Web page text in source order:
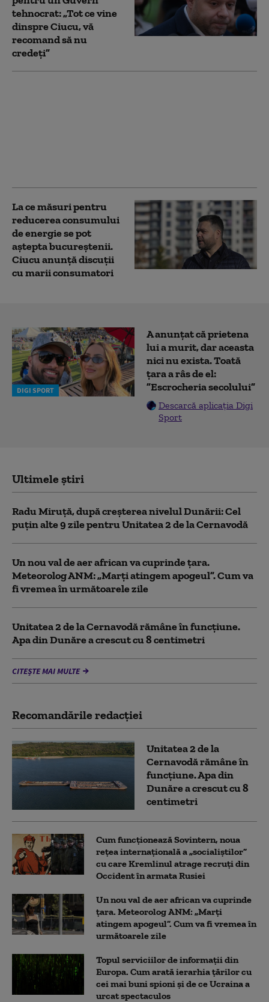
tehnocrat: „Tot ce vine
dinspre Ciucu, vă
recomand să nu
credeţi”
La ce măsuri pentru
reducerea consumului
de energie se pot
aștepta bucureștenii.
Ciucu anunță discuții
cu marii consumatori
DIGI SPORT
A anunțat că prietena
lui a murit, dar aceasta
nici nu exista. Toată
țara a râs de el:
”Escrocheria secolului”
Descarcă aplicația Digi
Sport
Ultimele știri
Radu Miruță, după creșterea nivelul Dunării: Cel
puțin alte 9 zile pentru Unitatea 2 de la Cernavodă
Un nou val de aer african va cuprinde țara.
Meteorolog ANM: „Marți atingem apogeul”. Cum va
fi vremea în următoarele zile
Unitatea 2 de la Cernavodă rămâne în funcțiune.
Apa din Dunăre a crescut cu 8 centimetri
CITEȘTE MAI MULTE
Recomandările redacţiei
Unitatea 2 de la
Cernavodă rămâne în
funcțiune. Apa din
Dunăre a crescut cu 8
centimetri
Cum funcționează Sovintern, noua
rețea internațională a „socialiștilor”
cu care Kremlinul atrage recruți din
Occident în armata Rusiei
Un nou val de aer african va cuprinde
țara. Meteorolog ANM: „Marți
atingem apogeul”. Cum va fi vremea în
următoarele zile
Topul serviciilor de informații din
Europa. Cum arată ierarhia țărilor cu
cei mai buni spioni și de ce Ucraina a
urcat spectaculos